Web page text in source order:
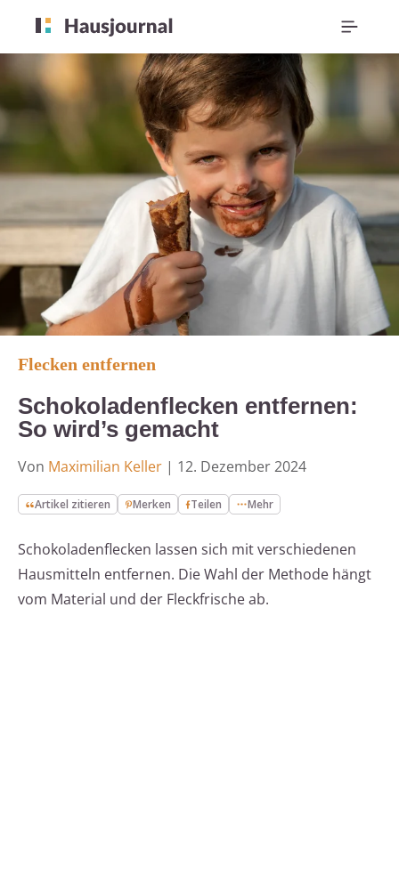
Flecken entfernen
Schokoladenflecken entfernen:
So wird’s gemacht
Von Maximilian Keller | 12. Dezember 2024
Artikel zitieren Merken Teilen Mehr
Schokoladenflecken lassen sich mit verschiedenen
Hausmitteln entfernen. Die Wahl der Methode hängt
vom Material und der Fleckfrische ab.